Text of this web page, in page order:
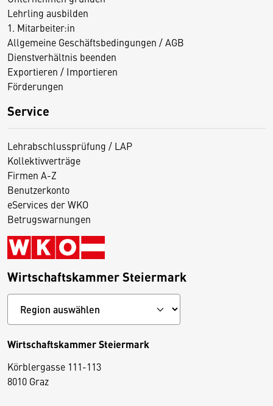
Lehrling ausbilden
1. Mitarbeiter:in
Allgemeine Geschäftsbedingungen / AGB
Dienstverhältnis beenden
Exportieren / Importieren
Förderungen
Service
Lehrabschlussprüfung / LAP
Kollektivverträge
Firmen A-Z
Benutzerkonto
eServices der WKO
Betrugswarnungen
Wirtschaftskammer Steiermark
Wirtschaftskammer Steiermark
Körblergasse 111-113
8010 Graz
D
i